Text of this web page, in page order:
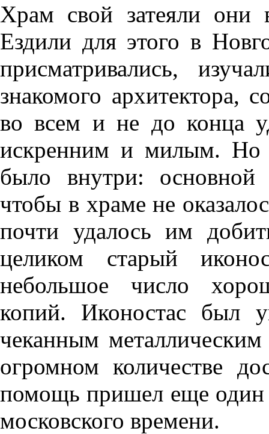
Храм свой затеяли они
Ездили для этого в
присматривались,
знакомого архитектора,
во всем и не до конца
искренним и милым. Но
было внутри:
чтобы в храме не
почти удалось им
целиком старый
небольшое число
копий. Иконостас был
чеканным
огромном количестве
помощь пришел еще один
московского времени.